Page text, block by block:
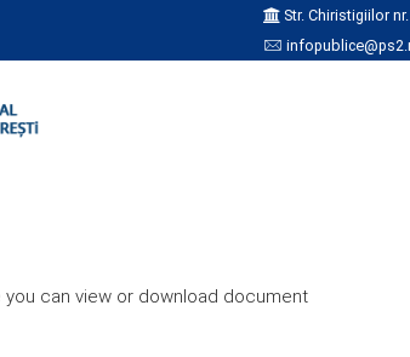
Str. Chiristigiilor
can view or download document